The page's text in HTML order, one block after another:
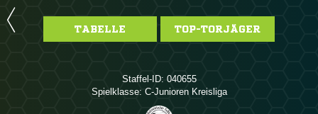
TABELLE TOP-TORJÄGER
Staffel-ID: 040655
Spielklasse: C-Junioren Kreisliga